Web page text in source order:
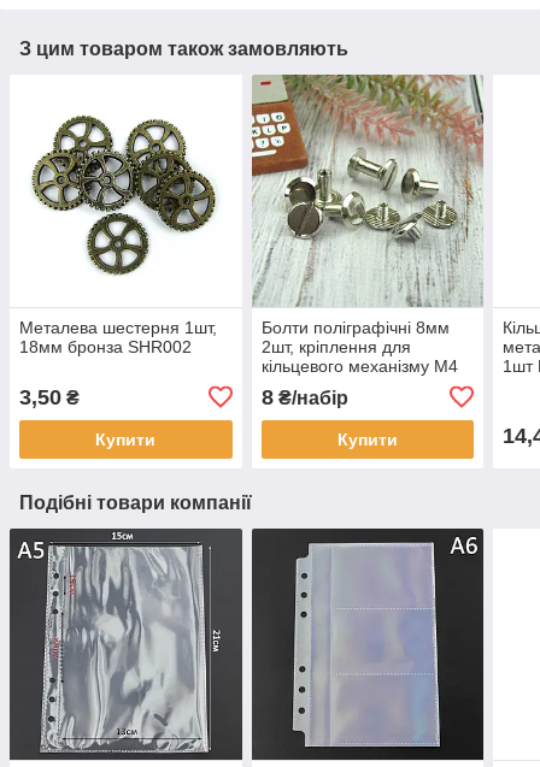
З цим товаром також замовляють
Металева шестерня 1шт,
18мм бронза SHR002
3,50 ₴
Купити
Болти поліграфічні 8мм
2шт, кріплення для
кільцевого механізму М4
8₴/набір
Купити
1шт
Подібні товари компанії